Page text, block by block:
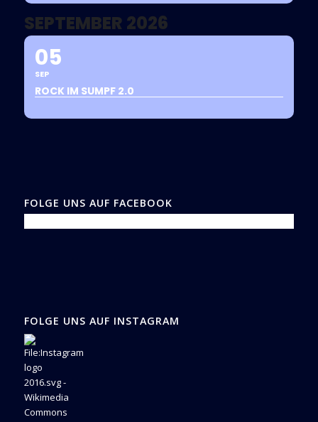
SEPTEMBER 2026
05
SEP
ROCK IM SUMPF 2.0
FOLGE UNS AUF FACEBOOK
FOLGE UNS AUF INSTAGRAM